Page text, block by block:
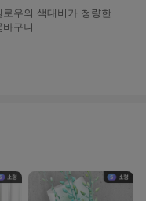
로우의 색대비가 청량한
바구니